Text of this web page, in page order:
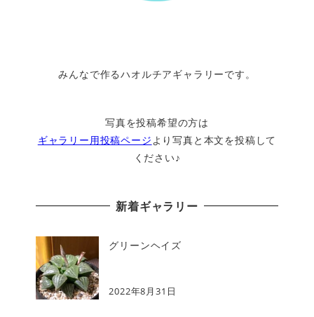
みんなで作るハオルチアギャラリーです。
写真を投稿希望の方は
ギャラリー用投稿ページ より写真と本文を投稿して
ください♪
新着ギャラリー
グリーンヘイズ
2022年8月31日